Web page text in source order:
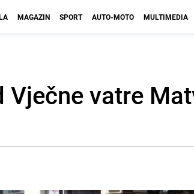
MAGAZIN SPORT AUTO-MOTO MULTIMEDIA
vatre